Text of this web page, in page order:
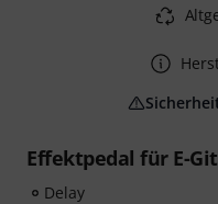
Effektpedal für E-
Delay